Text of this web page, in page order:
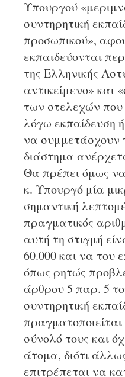
Υπουργού
συντηρητική
προσωπικού»,
εκπαιδεύονται
της Ελληνικής
αντικείμενο» και
των στελεχών που
λόγω εκπαίδευση
να συμμετάσχουν
διάστημα
Θα πρέπει όμως
κ. Υπουργό μία
σημαντική
πραγματικός
αυτή τη στιγμή
60.000 και να του
όπως ρητώς
άρθρου 5 παρ. 5
συντηρητική
σύνολό τους και
άτομα, διότι
επιτρέπεται να